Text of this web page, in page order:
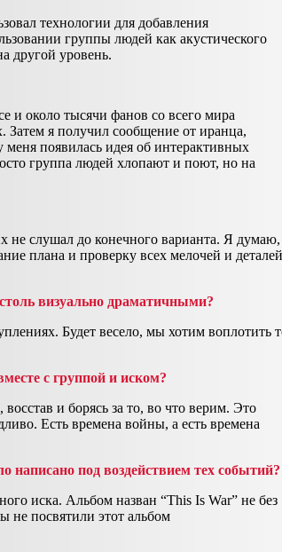
технологии для добавления
группы людей как акустического
другой уровень.
около тысячи фанов со всего мира
я получил сообщение от иранца,
появилась идея об интерактивных
группа людей хлопают и поют, но на
не слушал до конечного варианта. Я думаю,
плана и проверку всех мелочей и деталей
визуально драматичными?
Будет весело, мы хотим воплотить
с группой и иском?
и борясь за то, во что верим. Это
Есть времена войны, а есть времена
под воздействием тех событий?
иска. Альбом назван “This Is War” не без
не посвятили этот альбом